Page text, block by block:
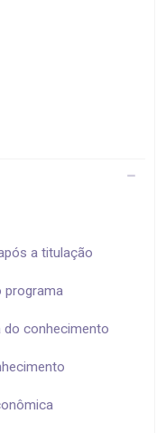
a titulação
programa
do conhecimento